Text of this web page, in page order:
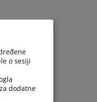
o sesiji
dodatne